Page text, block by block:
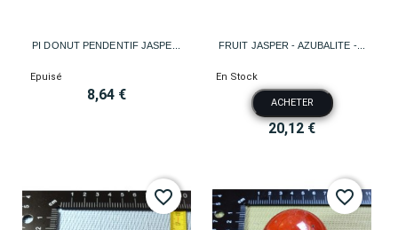
PI DONUT PENDENTIF JASPE...
Epuisé
8,64 €
FRUIT JASPER - AZUBALITE -...
En Stock
ACHETER
20,12 €
favorite_border favorite_border